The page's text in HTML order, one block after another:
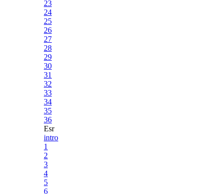
23
24
25
26
27
28
29
30
31
32
33
34
35
36
Esr
intro
1
2
3
4
5
6